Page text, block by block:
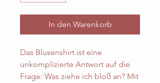
In den Warenkorb
Das Blusenshirt ist eine
unkomplizierte Antwort auf die
Frage: Was ziehe ich bloß an? Mit